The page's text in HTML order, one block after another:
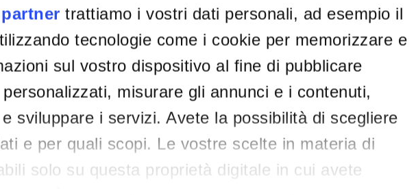
trattiamo i vostri dati personali, ad esempio il
tecnologie come i cookie per memorizzare e
sul vostro dispositivo al fine di pubblicare
misurare gli annunci e i contenuti,
sviluppare i servizi. Avete la possibilità di scegliere
e per quali scopi. Le vostre scelte in materia di
solo su questa proprietà digitale in cui avete